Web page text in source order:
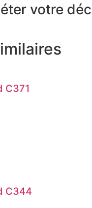
votre
C371
C344